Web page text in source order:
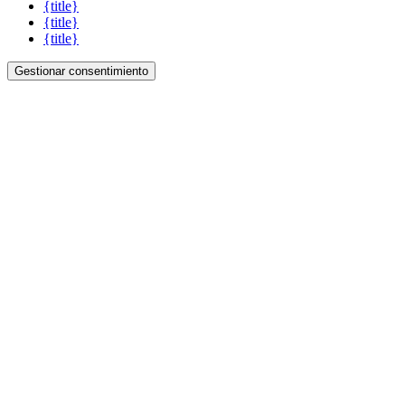
{title}
{title}
{title}
Gestionar consentimiento